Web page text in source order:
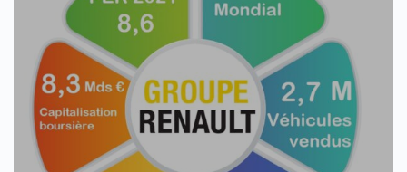
devenir membre
CATÉGORIES